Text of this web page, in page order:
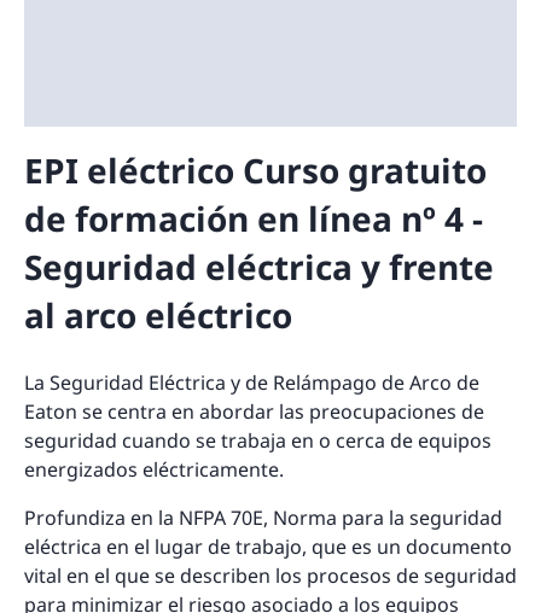
EPI eléctrico Curso gratuito
de formación en línea nº 4 -
Seguridad eléctrica y frente
al arco eléctrico
La Seguridad Eléctrica y de Relámpago de Arco de
Eaton se centra en abordar las preocupaciones de
seguridad cuando se trabaja en o cerca de equipos
energizados eléctricamente.
Profundiza en la NFPA 70E, Norma para la seguridad
eléctrica en el lugar de trabajo, que es un documento
vital en el que se describen los procesos de seguridad
para minimizar el riesgo asociado a los equipos